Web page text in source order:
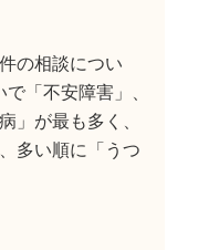
の相談につい
「不安障害」、
」が最も多く、
多い順に「うつ